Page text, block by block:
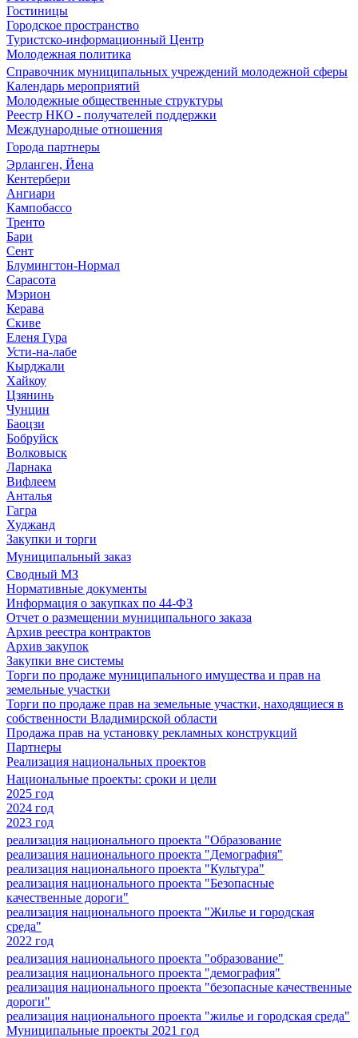
Гостиницы
Городское пространство
Туристско-информационный Центр
Молодежная политика
Справочник муниципальных учреждений молодежной сферы
Календарь мероприятий
Молодежные общественные структуры
Реестр НКО - получателей поддержки
Международные отношения
Города партнеры
Эрланген, Йена
Кентербери
Ангиари
Кампобассо
Тренто
Бари
Сент
Блумингтон-Нормал
Сарасота
Мэрион
Керава
Скиве
Еленя Гура
Усти-на-лабе
Кырджали
Хайкоу
Цзянинь
Чунцин
Баоцзи
Бобруйск
Волковыск
Ларнака
Вифлеем
Анталья
Гагра
Худжанд
Закупки и торги
Муниципальный заказ
Сводный МЗ
Нормативные документы
Информация о закупках по 44-ФЗ
Отчет о размещении муниципального заказа
Архив реестра контрактов
Архив закупок
Закупки вне системы
Торги по продаже муниципального имущества и прав на
земельные участки
Торги по продаже прав на земельные участки, находящиеся в
собственности Владимирской области
Продажа прав на установку рекламных конструкций
Партнеры
Реализация национальных проектов
Национальные проекты: сроки и цели
2025 год
2024 год
2023 год
реализация национального проекта "Образование
реализация национального проекта "Демография"
реализация национального проекта "Культура"
реализация национального проекта "Безопасные
качественные дороги"
реализация национального проекта "Жилье и городская
среда"
2022 год
реализация национального проекта "образование"
реализация национального проекта "демография"
реализация национального проекта "безопасные качественные
дороги"
реализация национального проекта "жилье и городская среда"
Муниципальные проекты 2021 год